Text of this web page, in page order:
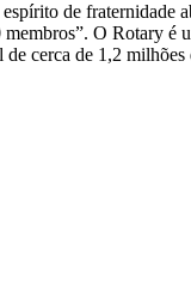
de fraternidade
O Rotary é
cerca de 1,2